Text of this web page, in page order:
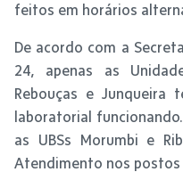
feitos em horários
De acordo com a
24, apenas as
Rebouças e Junqueira
laboratorial
as UBSs Morumbi e
Atendimento nos postos